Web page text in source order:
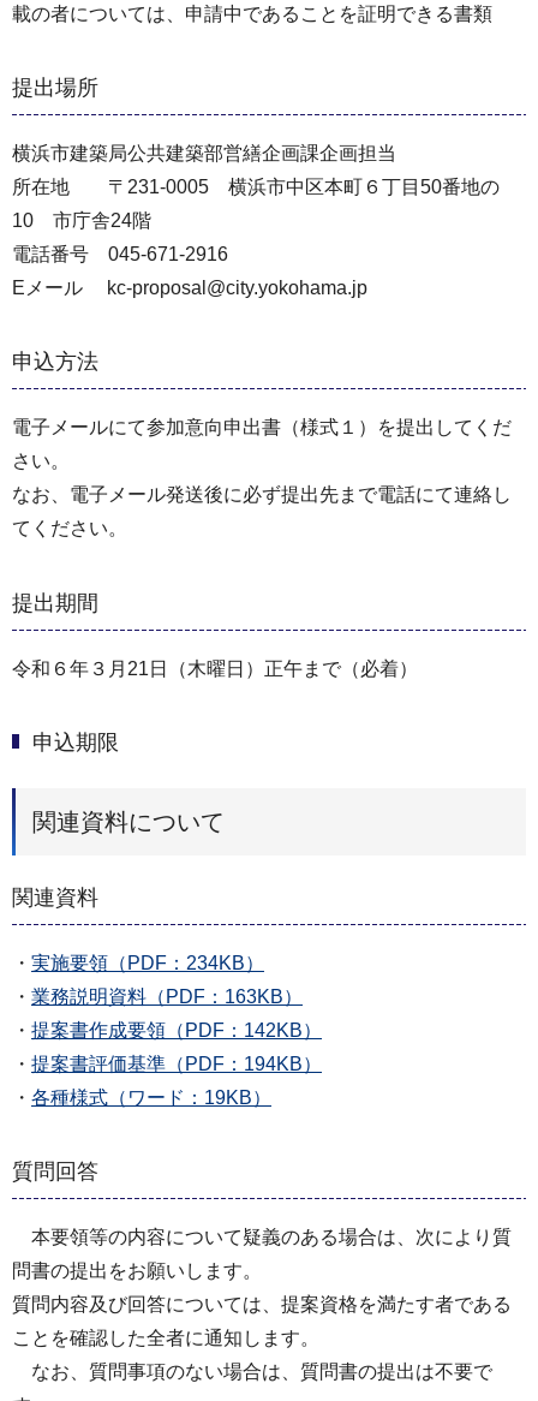
載の者については、申請中であることを証明できる書類
提出場所
横浜市建築局公共建築部営繕企画課企画担当
所在地 〒231-0005 横浜市中区本町６丁目50番地の
10 市庁舎24階
電話番号 045-671-2916
Eメール kc-proposal@city.yokohama.jp
申込方法
電子メールにて参加意向申出書（様式１）を提出してくだ
さい。
なお、電子メール発送後に必ず提出先まで電話にて連絡し
てください。
提出期間
令和６年３月21日（木曜日）正午まで（必着）
申込期限
関連資料について
関連資料
・ 実施要領（PDF：234KB）
・ 業務説明資料（PDF：163KB）
・ 提案書作成要領（PDF：142KB）
・ 提案書評価基準（PDF：194KB）
・ 各種様式（ワード：19KB）
質問回答
本要領等の内容について疑義のある場合は、次により質
問書の提出をお願いします。
質問内容及び回答については、提案資格を満たす者である
ことを確認した全者に通知します。
なお、質問事項のない場合は、質問書の提出は不要で